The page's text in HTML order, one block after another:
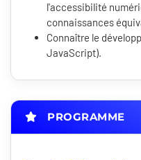
l'accessibilité
connaissances
Connaître le
JavaScript).
PROGRAMME